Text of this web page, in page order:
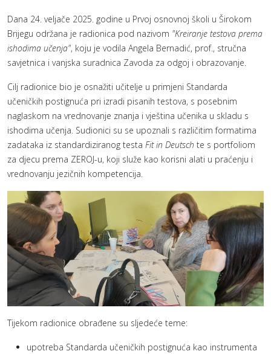
Dana 24. veljače 2025. godine u Prvoj osnovnoj školi u Širokom
Brijegu održana je radionica pod nazivom "Kreiranje testova prema
ishodima učenja", koju je vodila Angela Bernadić, prof., stručna
savjetnica i vanjska suradnica Zavoda za odgoj i obrazovanje.
Cilj radionice bio je osnažiti učitelje u primjeni Standarda
učeničkih postignuća pri izradi pisanih testova, s posebnim
naglaskom na vrednovanje znanja i vještina učenika u skladu s
ishodima učenja. Sudionici su se upoznali s različitim formatima
zadataka iz standardiziranog testa Fit in Deutsch te s portfoliom
za djecu prema ZEROJ-u, koji služe kao korisni alati u praćenju i
vrednovanju jezičnih kompetencija.
Tijekom radionice obrađene su sljedeće teme:
upotreba Standarda učeničkih postignuća kao instrumenta